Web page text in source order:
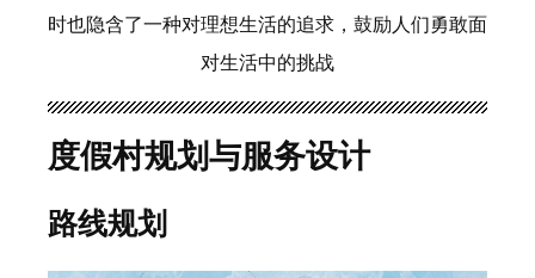
时也隐含了一种对理想生活的追求，鼓励人们勇敢面
对生活中的挑战
度假村规划与服务设计
路线规划